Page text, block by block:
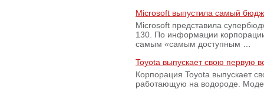
Microsoft выпустила самый
Microsoft представила
130. По информации
самым «самым доступным …
Toyota выпускает свою первую
Корпорация Toyota выпускает
работающую на водороде.